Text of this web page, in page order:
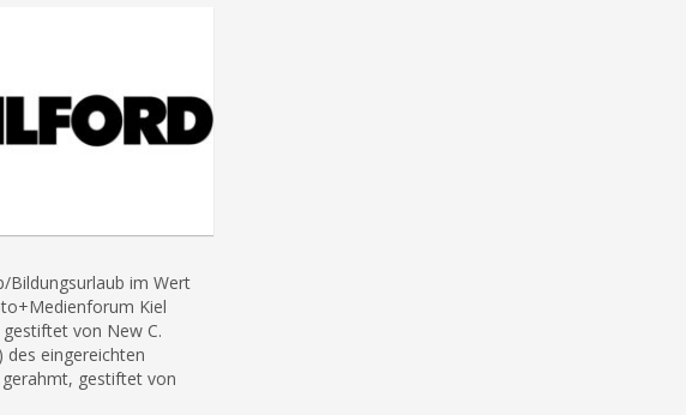
Bildungsurlaub im Wert
Kiel
gestiftet von New C.
des eingereichten
gestiftet von